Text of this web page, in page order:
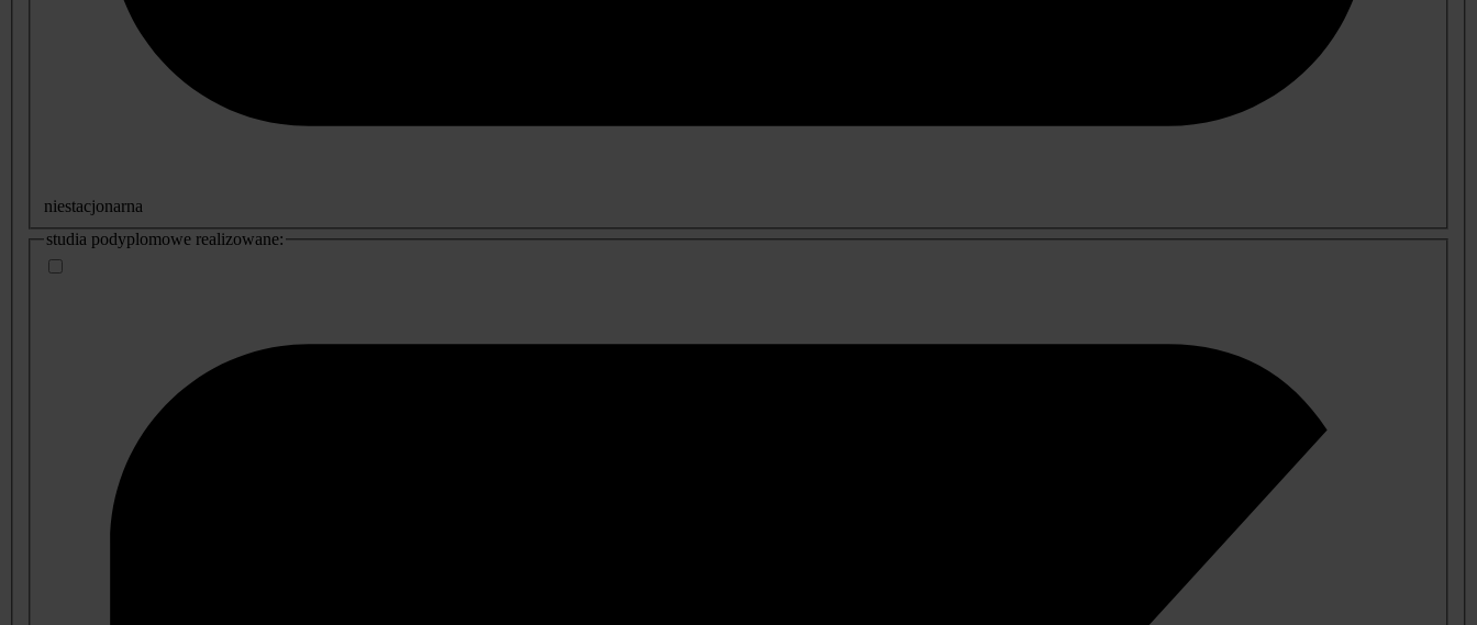
niestacjonarna
studia podyplomowe realizowane: